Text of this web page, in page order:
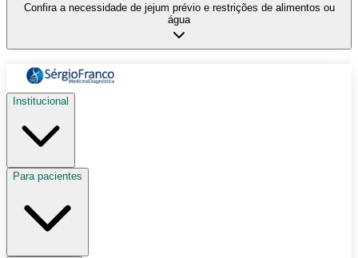
Confira a necessidade de jejum prévio e restrições de alimentos ou
água
Institucional
Para pacientes